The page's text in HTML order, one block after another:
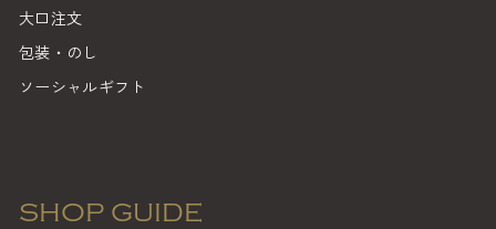
大口注文
包装・のし
ソーシャルギフト
SHOP GUIDE